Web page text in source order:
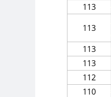
113
113
113
113
112
110